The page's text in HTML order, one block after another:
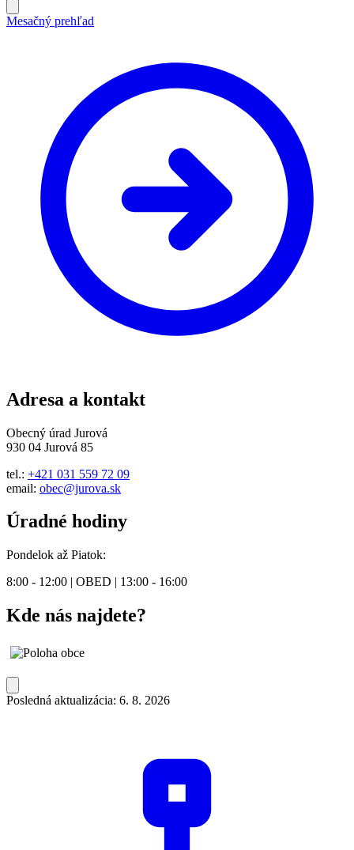
Mesačný prehľad
Adresa a kontakt
Obecný úrad Jurová
930 04 Jurová 85
tel.: +421 031 559 72 09
email: obec@jurova.sk
Úradné hodiny
Pondelok až Piatok:
8:00 - 12:00 | OBED | 13:00 - 16:00
Kde nás najdete?
Posledná aktualizácia: 6. 8. 2026